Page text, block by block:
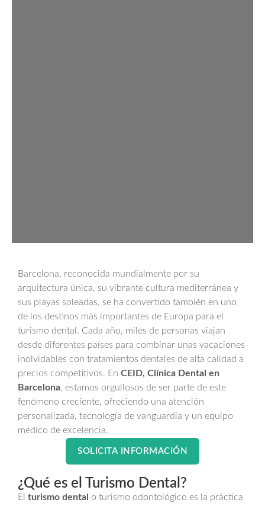
Barcelona, reconocida mundialmente por su
arquitectura única, su vibrante cultura mediterránea y
sus playas soleadas, se ha convertido también en uno
de los destinos más importantes de Europa para el
turismo dental. Cada año, miles de personas viajan
desde diferentes países para combinar unas vacaciones
inolvidables con tratamientos dentales de alta calidad a
precios competitivos. En CEID, Clínica Dental en
Barcelona, estamos orgullosos de ser parte de este
fenómeno creciente, ofreciendo una atención
personalizada, tecnología de vanguardia y un equipo
médico de excelencia.
SOLICITA INFORMACIÓN
¿Qué es el Turismo Dental?
El turismo dental o turismo odontológico es la práctica